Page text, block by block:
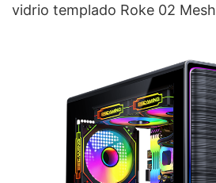
vidrio templado Roke 02 Mesh